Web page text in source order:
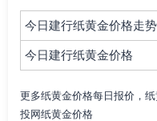
今日建行纸黄金价格走
今日建行纸黄金价格
更多纸黄金价格每日报价，
投网纸黄金价格